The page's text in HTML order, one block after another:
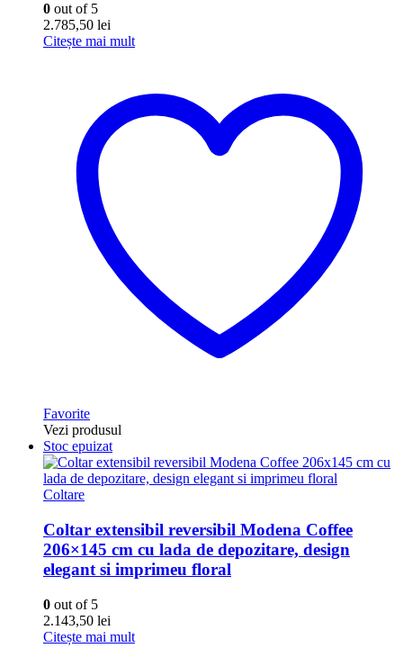
0 out of 5
2.785,50 lei
Citește mai mult
Favorite
Vezi produsul
Stoc epuizat
Coltare
Coltar extensibil reversibil Modena Coffee
206×145 cm cu lada de depozitare, design
elegant si imprimeu floral
0 out of 5
2.143,50 lei
Citește mai mult